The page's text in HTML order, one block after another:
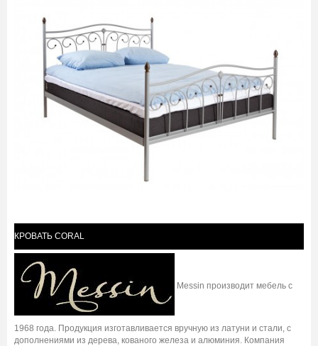
КРОВАТЬ CORAL
Messin производит мебель с
1968 года. Продукция изготавливается вручную из латуни и стали, с
дополнениями из дерева, кованого железа и алюминия. Компания